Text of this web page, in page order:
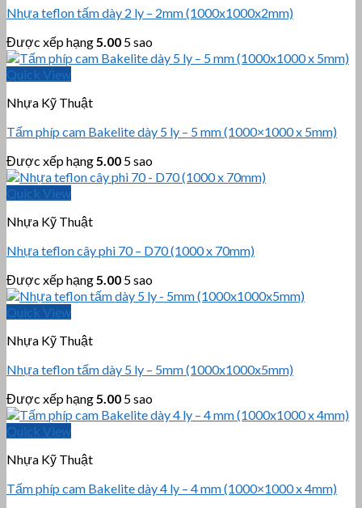
Nhựa teflon tấm dày 2 ly – 2mm (1000x1000x2mm)
Được xếp hạng 5.00 5 sao
Quick View
Nhựa Kỹ Thuật
Tấm phíp cam Bakelite dày 5 ly – 5 mm (1000×1000 x 5mm)
Được xếp hạng 5.00 5 sao
Quick View
Nhựa Kỹ Thuật
Nhựa teflon cây phi 70 – D70 (1000 x 70mm)
Được xếp hạng 5.00 5 sao
Quick View
Nhựa Kỹ Thuật
Nhựa teflon tấm dày 5 ly – 5mm (1000x1000x5mm)
Được xếp hạng 5.00 5 sao
Quick View
Nhựa Kỹ Thuật
Tấm phíp cam Bakelite dày 4 ly – 4 mm (1000×1000 x 4mm)